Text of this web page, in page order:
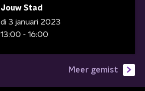
Jouw Stad
di 3 januari 2023
13:00 - 16:00
Meer gemist